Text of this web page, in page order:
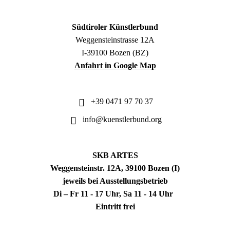
Südtiroler Künstlerbund
Weggensteinstrasse 12A
I-39100 Bozen (BZ)
Anfahrt in Google Map
+39 0471 97 70 37
info@kuenstlerbund.org
SKB ARTES
Weggensteinstr. 12A, 39100 Bozen (I)
jeweils bei Ausstellungsbetrieb
Di – Fr 11 - 17 Uhr, Sa 11 - 14 Uhr
Eintritt frei